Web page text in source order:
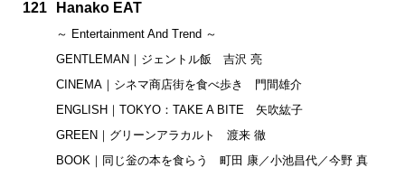
121 Hanako EAT
～ Entertainment And Trend ～
GENTLEMAN｜ジェントル飯 吉沢 亮
CINEMA｜シネマ商店街を食べ歩き 門間雄介
ENGLISH｜TOKYO：TAKE A BITE 矢吹紘子
GREEN｜グリーンアラカルト 渡来 徹
BOOK｜同じ釡の本を食らう 町田 康／小池昌代／今野 真